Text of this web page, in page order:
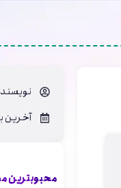
آخرین
محبوبترین